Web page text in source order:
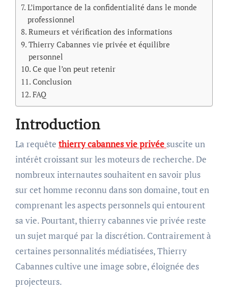
L’importance de la confidentialité dans le monde
professionnel
Rumeurs et vérification des informations
Thierry Cabannes vie privée et équilibre
personnel
Ce que l’on peut retenir
Conclusion
FAQ
Introduction
La requête thierry cabannes vie privée suscite un
intérêt croissant sur les moteurs de recherche. De
nombreux internautes souhaitent en savoir plus
sur cet homme reconnu dans son domaine, tout en
comprenant les aspects personnels qui entourent
sa vie. Pourtant, thierry cabannes vie privée reste
un sujet marqué par la discrétion. Contrairement à
certaines personnalités médiatisées, Thierry
Cabannes cultive une image sobre, éloignée des
projecteurs.